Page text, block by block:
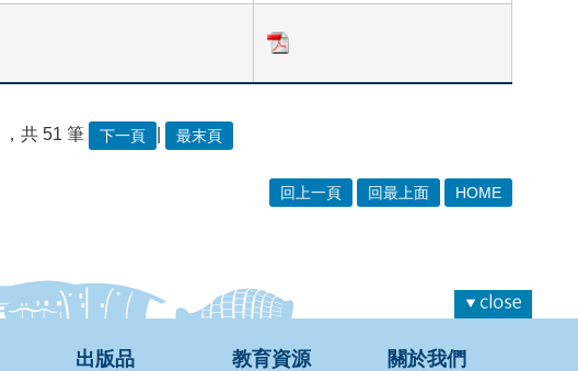
，共 51 筆 下一頁 最末頁
回上一頁 回最上面 HOME
出版品 教育資源 關於我們